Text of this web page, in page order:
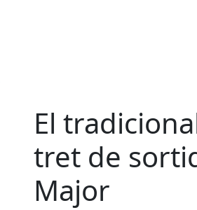
El
tret de
Major